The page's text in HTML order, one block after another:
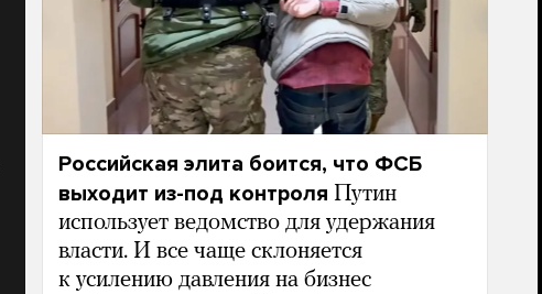
Российская элита боится, что ФСБ
выходит из-под контроля Путин
использует ведомство для удержания
власти. И все чаще склоняется
к усилению давления на бизнес